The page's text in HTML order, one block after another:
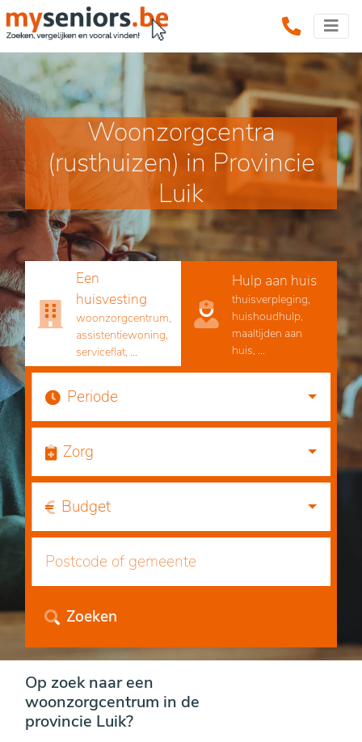
Woonzorgcentra
(rusthuizen) in Provincie
Luik
Een
huisvesting
woonzorgcentrum,
assistentiewoning,
serviceflat, ...
Hulp aan huis
thuisverpleging,
huishoudhulp,
maaltijden aan
huis, ...
Periode
Zorg
Budget
Zoeken
Op zoek naar een
woonzorgcentrum in de
provincie Luik?